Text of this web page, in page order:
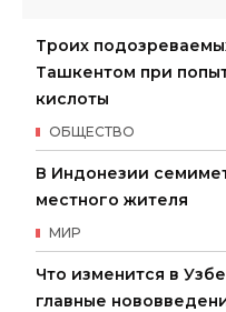
Троих
Ташкентом при
кислоты
ОБЩЕСТВО
В Индонезии
местного жителя
МИР
Что изменится в
главные